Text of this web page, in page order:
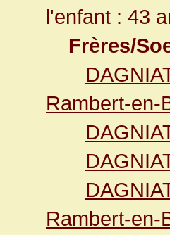
l'enfant : 43
Frères/
Rambert-en-
Rambert-en-